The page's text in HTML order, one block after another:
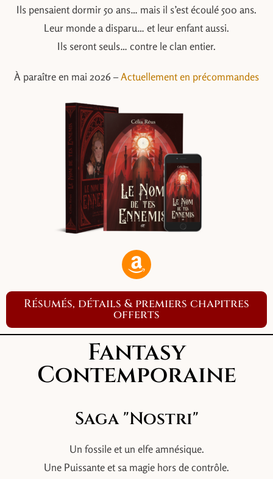
Ils pensaient dormir 50 ans… mais il s’est écoulé 500 ans.
Leur monde a disparu… et leur enfant aussi.
Ils seront seuls… contre le clan entier.
À paraître en mai 2026 –Actuellement en précommandes
Résumés, détails & premiers chapitres
offerts
Fantasy
Contemporaine
Saga "Nostri"
Un fossile et un elfe amnésique.
Une Puissante et sa magie hors de contrôle.